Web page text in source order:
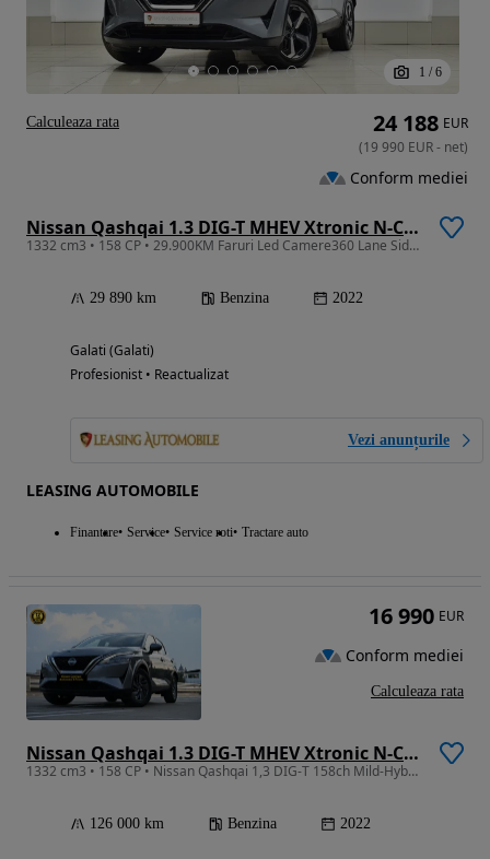
1 / 6
Nissan Qashqai 1.3 DIG-T MHEV Xtronic N-Connecta
1332 cm3 • 158 CP • 29.900KM Faruri Led Camere360 Lane Side Assist Ceasuri Plasma NaviMare
29 890 km Benzina 2022
Galati (Galati)
Profesionist • Reactualizat
Vezi anunțurile
LEASING AUTOMOBILE
Finantare Service Service roti Tractare auto
24 188 EUR
(19 990 EUR- net)
Conform mediei
Calculeaza rata
Nissan Qashqai 1.3 DIG-T MHEV Xtronic N-Connecta
1332 cm3 • 158 CP • Nissan Qashqai 1,3 DIG-T 158ch Mild-Hybrid #Garantie #Credit#Istoric
126 000 km Benzina 2022
16 990 EUR
Conform mediei
Calculeaza rata